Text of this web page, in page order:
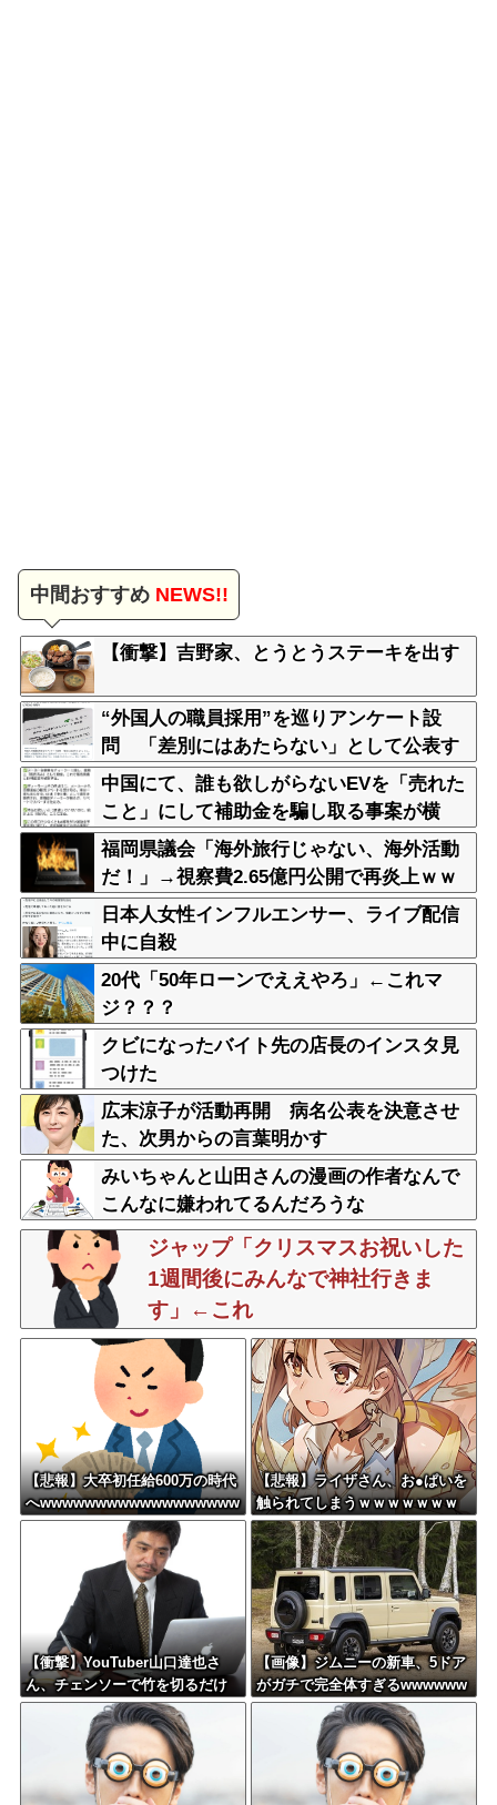
中間おすすめNEWS!!
【衝撃】吉野家、とうとうステーキを出す
“外国人の職員採用”を巡りアンケート設
問 「差別にはあたらない」として公表す
る方針を決定 三重県
中国にて、誰も欲しがらないEVを「売れた
こと」にして補助金を騙し取る事案が横
行。販売実績水増し
福岡県議会「海外旅行じゃない、海外活動
だ！」→視察費2.65億円公開で再炎上ｗｗ
ｗ
日本人女性インフルエンサー、ライブ配信
中に自殺
20代「50年ローンでええやろ」←これマ
ジ？？？
クビになったバイト先の店長のインスタ見
つけた
広末涼子が活動再開 病名公表を決意させ
た、次男からの言葉明かす
みいちゃんと山田さんの漫画の作者なんで
こんなに嫌われてるんだろうな
ジャップ「クリスマスお祝いした
1週間後にみんなで神社行きま
す」←これ
【悲報】大卒初任給600万の時代
へwwwwwwwwwwwwwwwwww
w
【悲報】ライザさん、お●ぱいを
触られてしまうｗｗｗｗｗｗｗ
ｗ
【衝撃】YouTuber山口達也さ
ん、チェンソーで竹を切るだけ
で600万再生を突破してしまう←
正直、こう言うのでいいんだよ
なw w w w w w w w
【画像】ジムニーの新車、5ドア
がガチで完全体すぎるwwwwww
w